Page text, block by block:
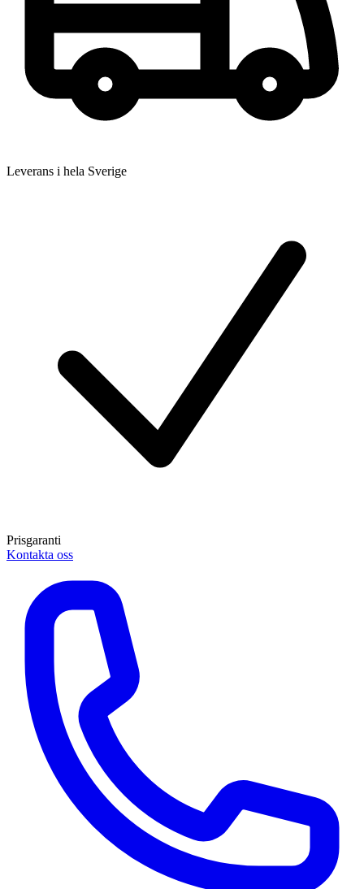
Leverans i hela Sverige
Prisgaranti
Kontakta oss